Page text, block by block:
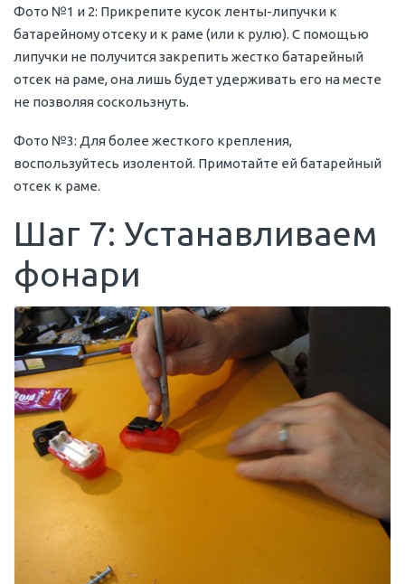
Фото №1 и 2: Прикрепите кусок ленты-липучки к
батарейному отсеку и к раме (или к рулю). С помощью
липучки не получится закрепить жестко батарейный
отсек на раме, она лишь будет удерживать его на месте
не позволяя соскользнуть.
Фото №3: Для более жесткого крепления,
воспользуйтесь изолентой. Примотайте ей батарейный
отсек к раме.
Шаг 7: Устанавливаем
фонари